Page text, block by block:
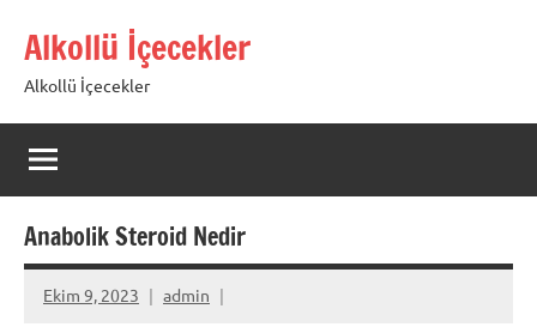
geçAlkollü İçecekler
Alkollü İçecekler
Anabolik Steroid Nedir
Ekim 9, 2023 admin